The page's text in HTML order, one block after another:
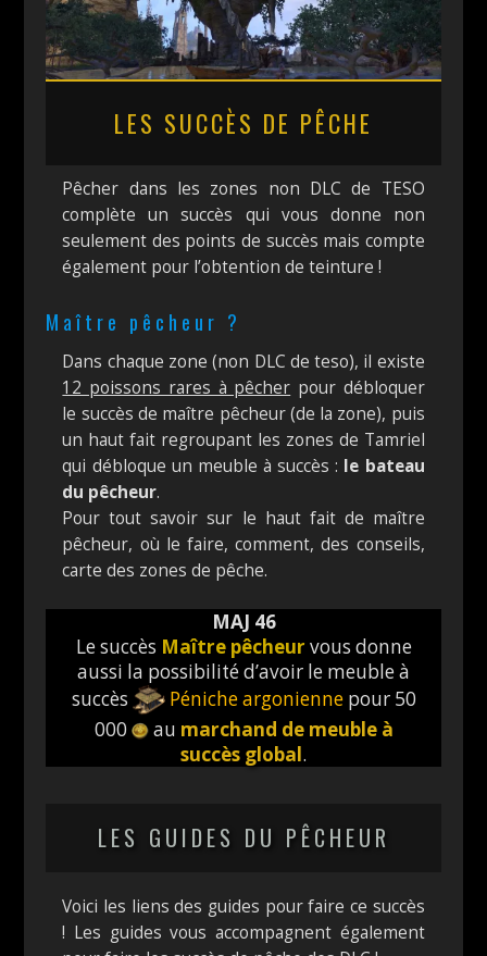
LES SUCCÈS DE PÊCHE
Pêcher dans les zones non DLC de TESO
complète un succès qui vous donne non
seulement des points de succès mais compte
également pour l’obtention de teinture !
Maître pêcheur ?
Dans chaque zone (non DLC de teso), il existe
12 poissons rares à pêcher pour débloquer
le succès de maître pêcheur (de la zone), puis
un haut fait regroupant les zones de Tamriel
qui débloque un meuble à succès : le bateau
du pêcheur.
Pour tout savoir sur le haut fait de maître
pêcheur, où le faire, comment, des conseils,
carte des zones de pêche.
MAJ 46
Le succès Maître pêcheurvous donne
aussi la possibilité d’avoir le meuble à
succès
Péniche argoniennepour 50
000
au marchand de meuble à
succès global.
LES GUIDES DU PÊCHEUR
Voici les liens des guides pour faire ce succès
! Les guides vous accompagnent également